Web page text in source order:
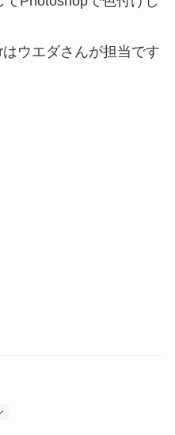
ウエダさんが担当です